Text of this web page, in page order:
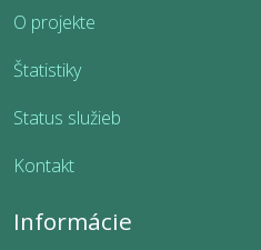
O projekte
Štatistiky
Status služieb
Kontakt
Informácie